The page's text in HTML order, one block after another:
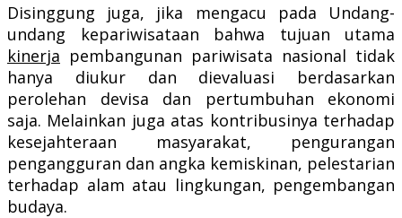
Disinggung juga, jika mengacu pada Undang-
undang kepariwisataan bahwa tujuan utama
kinerja pembangunan pariwisata nasional tidak
hanya diukur dan dievaluasi berdasarkan
perolehan devisa dan pertumbuhan ekonomi
saja. Melainkan juga atas kontribusinya terhadap
kesejahteraan masyarakat, pengurangan
pengangguran dan angka kemiskinan, pelestarian
terhadap alam atau lingkungan, pengembangan
budaya.